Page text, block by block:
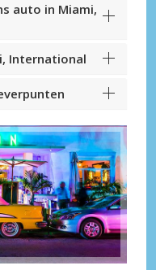
auto in Miami,
International